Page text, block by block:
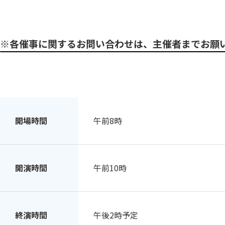
※各催事に関するお問い合わせは、主催者までお願
開場時間 午前8時
開演時間 午前10時
終演時間 午後2時予定